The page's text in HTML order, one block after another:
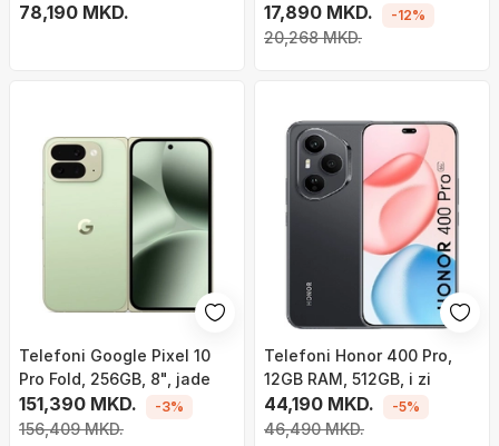
Storm
78,190 MKD.
RAM 128GB, i zi
17,890 MKD.
20,268 MKD.
-12%
Telefoni Google Pixel 10
Pro Fold, 256GB, 8", jade
151,390 MKD.
156,409 MKD.
-3%
Telefoni Honor 400 Pro,
12GB RAM, 512GB, i zi
44,190 MKD.
46,490 MKD.
-5%